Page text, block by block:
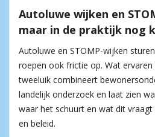
Autoluwe wijken en
maar in de praktijk nog
Autoluwe en STOMP-wijken
roepen ook frictie op. Wat
tweeluik combineert
landelijk onderzoek en laat zien
waar het schuurt en wat dit
en beleid.